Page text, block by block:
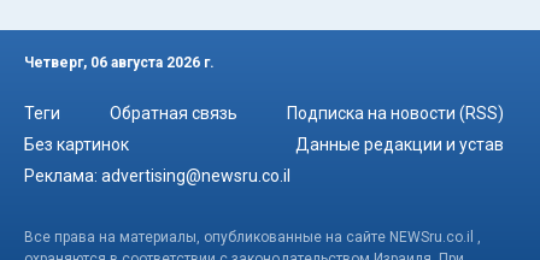
Четверг, 06 августа 2026 г.
Теги Обратная связь
Подписка на новости (RSS)
Без картинок
Данные редакции и устав
Реклама: advertising@newsru.co.il
Все права на материалы, опубликованные на сайте NEWSru.co.il ,